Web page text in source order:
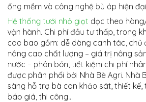
ống mềm và công nghệ bù áp hiện
Hệ thống tưới nhỏ giọt dọc theo
vận hành. Chi phí đầu tư thấp, trong
cao bao gồm: dễ dàng canh tác, chủ
nâng cao chất lượng – giá trị nông
nước – phân bón, tiết kiệm chi phí
được phân phối bởi Nhà Bè Agri. Nhà
sàng hỗ trợ bà con khảo sát, thiết kế,
báo giá, thi công…